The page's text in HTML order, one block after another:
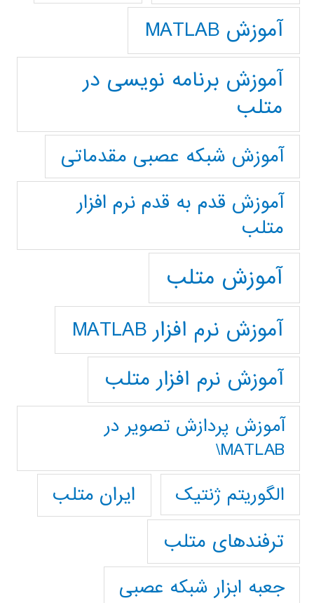
آموزش MATLAB
آموزش برنامه نویسی در
متلب
آموزش شبکه عصبی مقدماتی
آموزش قدم به قدم نرم افزار
متلب
آموزش متلب
آموزش نرم افزار MATLAB
آموزش نرم افزار متلب
آموزش پردازش تصوير در
MATLAB\
الگوریتم ژنتیک
ایران متلب
ترفندهای متلب
جعبه ابزار شبکه عصبی